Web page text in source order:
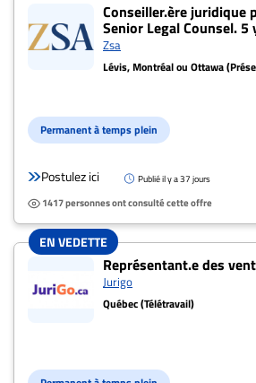
Conseiller.ère juridique
Senior Legal Counsel.
Davie
Zsa
Lévis, Montréal ou Ottawa
Permanent à temps plein
Postulez ici Publié il y a 37 jours
1417 personnes ont consulté cette offre
EN VEDETTE
Représentant.e des
Jurigo
Québec (Télétravail)